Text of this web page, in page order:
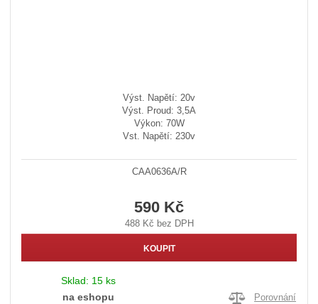
Výst. Napětí: 20v
Výst. Proud: 3,5A
Výkon: 70W
Vst. Napětí: 230v
CAA0636A/R
590 Kč
488 Kč bez DPH
KOUPIT
Sklad: 15 ks
na eshopu
Porovnání